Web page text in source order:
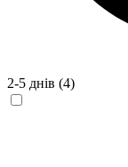
2-5 днів (4)